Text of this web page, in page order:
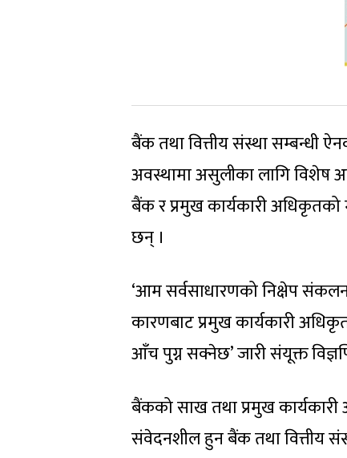
बैंक तथा वित्तीय संस्था सम्बन्धी
अवस्थामा असुलीका लागि विशेष
बैंक र प्रमुख कार्यकारी अधिकृतको
छन् ।
‘आम सर्वसाधारणको निक्षेप
कारणबाट प्रमुख कार्यकारी
आँच पुग्न सक्नेछ’ जारी संयूक्त
बैंकको साख तथा प्रमुख
संवेदनशील हुन बैंक तथा वित्तीय